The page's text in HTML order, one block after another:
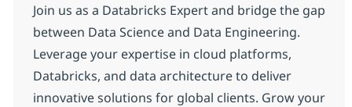
Join us as a Databricks Expert and bridge the gap
between Data Science and Data Engineering.
Leverage your expertise in cloud platforms,
Databricks, and data architecture to deliver
innovative solutions for global clients. Grow your